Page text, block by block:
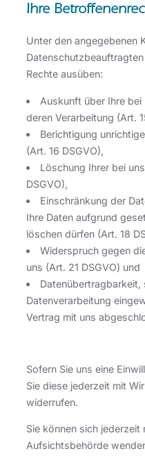
Ihre
Unter den angegebenen
Rechte ausüben:
Auskunft über Ihre
deren Verarbeitung (Art.
Berichtigung
(Art. 16 DSGVO),
Löschung Ihrer bei
DSGVO),
Einschränkung der
Ihre Daten aufgrund
löschen dürfen (Art. 18
Widerspruch gegen
uns (Art. 21 DSGVO) und
Datenübertragbarkeit,
Datenverarbeitung
Vertrag mit uns
Sofern Sie uns eine
Sie diese jederzeit mit
widerrufen.
Sie können sich jederzeit
Aufsichtsbehörde